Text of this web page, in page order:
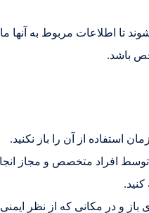
اطلاعات مربوط به آنها
باشد.
استفاده از آن را باز نکنید.
توسط افراد متخصص و مجاز
و در مکانی که از نظر